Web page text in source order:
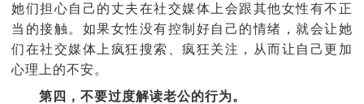
她们担心自己的丈夫在社交媒体上会跟其他女性有不正
当的接触。如果女性没有控制好自己的情绪，就会让她
们在社交媒体上疯狂搜索、疯狂关注，从而让自己更加
心理上的不安。
第四，不要过度解读老公的行为。